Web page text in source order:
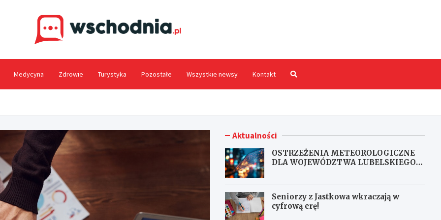
Medycyna Zdrowie Turystyka Pozostałe Wszystkie newsy Kontakt
Aktualności
OSTRZEŻENIA METEOROLOGICZNE
DLA WOJEWÓDZTWA LUBELSKIEGO
Seniorzy z Jastkowa wkraczają w
cyfrową erę!